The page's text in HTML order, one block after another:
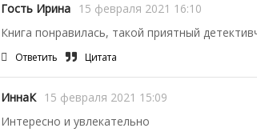
Гость Ирина 15 февраля 2021 16:10
Книга понравилась, такой приятный
Ответить Цитата
ИннаК 15 февраля 2021 15:09
Интересно и увлекательно